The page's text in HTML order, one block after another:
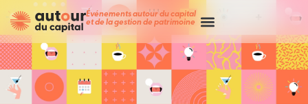
Événements autour du capital
et de la gestion de patrimoine